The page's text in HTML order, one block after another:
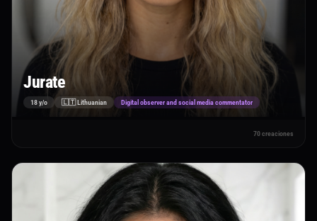
Jurate
18 y/o 🇱🇹 Lithuanian Digital observer and social media commentator
70 creaciones